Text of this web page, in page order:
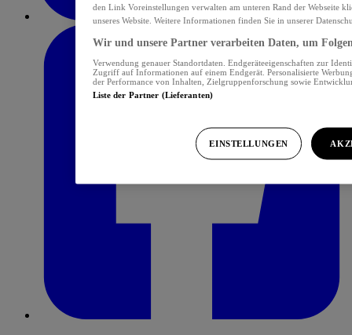
den Link Voreinstellungen verwalten am unteren Rand der Webseite
unseres Website. Weitere Informationen finden Sie in unserer
Wir und unsere Partner verarbeiten Daten, um
Verwendung genauer Standortdaten. Endgeräteeigenschaften zur
Zugriff auf Informationen auf einem Endgerät. Personalisierte
der Performance von Inhalten, Zielgruppenforschung sowie
Liste der Partner (Lieferanten)
EINSTELLUNGEN